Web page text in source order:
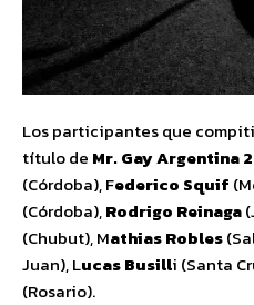
Los participantes que
título de Mr. Gay Argentina
(Córdoba), Federico Squif
(Córdoba),Rodrigo Reinaga
(Chubut), Mathias Robles
Juan), Lucas Busilli (Santa
(Rosario).